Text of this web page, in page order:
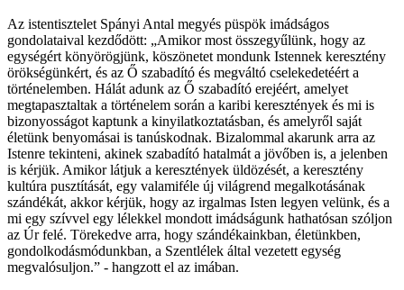
Az istentisztelet Spányi Antal megyés püspök imádságos
gondolataival kezdődött: „Amikor most összegyűlünk, hogy az
egységért könyörögjünk, köszönetet mondunk Istennek keresztény
örökségünkért, és az Ő szabadító és megváltó cselekedetéért a
történelemben. Hálát adunk az Ő szabadító erejéért, amelyet
megtapasztaltak a történelem során a karibi keresztények és mi is
bizonyosságot kaptunk a kinyilatkoztatásban, és amelyről saját
életünk benyomásai is tanúskodnak. Bizalommal akarunk arra az
Istenre tekinteni, akinek szabadító hatalmát a jövőben is, a jelenben
is kérjük. Amikor látjuk a keresztények üldözését, a keresztény
kultúra pusztítását, egy valamiféle új világrend megalkotásának
szándékát, akkor kérjük, hogy az irgalmas Isten legyen velünk, és a
mi egy szívvel egy lélekkel mondott imádságunk hathatósan szóljon
az Úr felé. Törekedve arra, hogy szándékainkban, életünkben,
gondolkodásmódunkban, a Szentlélek által vezetett egység
megvalósuljon.” - hangzott el az imában.